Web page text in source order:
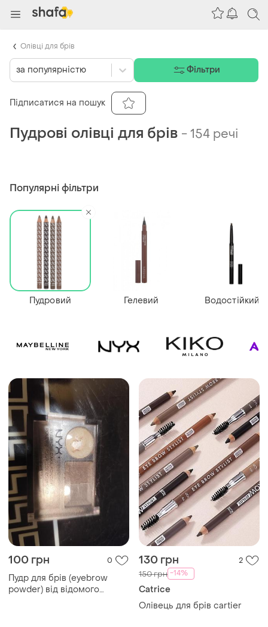
Пудрові олівці для брів -154 речі
100 грн 0
Пудр для брів (eyebrow
powder) від відомого
130 грн 2
150 грн -14%
Catrice
Олівець для брів cartier
Популярні фільтри
Пудровий Гелевий Водостійкий
за популярністю Фільтри
Підписатися на пошук
Олівці для брів